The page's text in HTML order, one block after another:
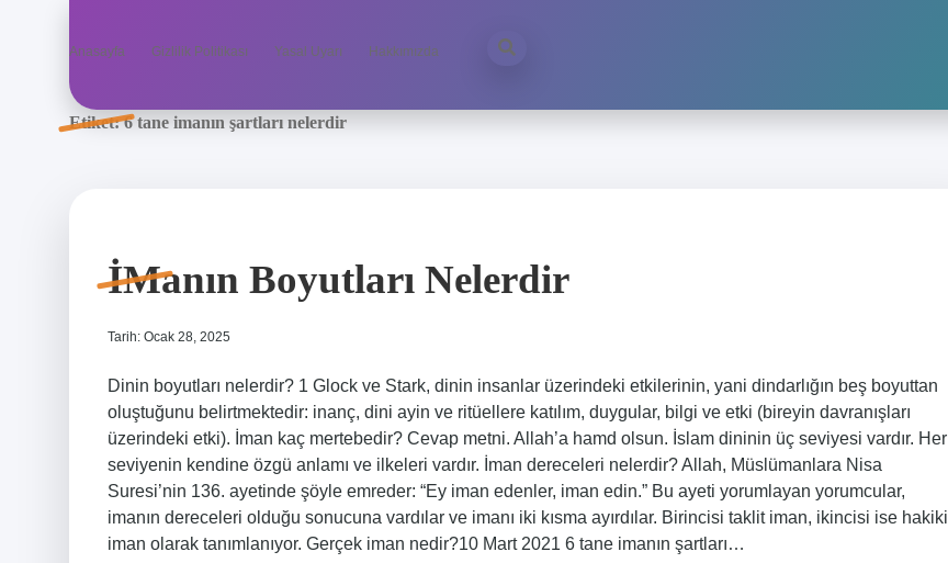
Anasayfa Gizlilik Politikası Yasal Uyarı Hakkımızda
Etiket:6 tane imanın şartları nelerdir
İManın Boyutları Nelerdir
Tarih: Ocak 28, 2025
Dinin boyutları nelerdir? 1 Glock ve Stark, dinin insanlar üzerindeki etkilerinin, yani dindarlığın beş boyuttan
oluştuğunu belirtmektedir: inanç, dini ayin ve ritüellere katılım, duygular, bilgi ve etki (bireyin davranışları
üzerindeki etki). İman kaç mertebedir? Cevap metni. Allah’a hamd olsun. İslam dininin üç seviyesi vardır. Her
seviyenin kendine özgü anlamı ve ilkeleri vardır. İman dereceleri nelerdir? Allah, Müslümanlara Nisa
Suresi’nin 136. ayetinde şöyle emreder: “Ey iman edenler, iman edin.” Bu ayeti yorumlayan yorumcular,
imanın dereceleri olduğu sonucuna vardılar ve imanı iki kısma ayırdılar. Birincisi taklit iman, ikincisi ise hakiki
iman olarak tanımlanıyor. Gerçek iman nedir?10 Mart 2021 6 tane imanın şartları…